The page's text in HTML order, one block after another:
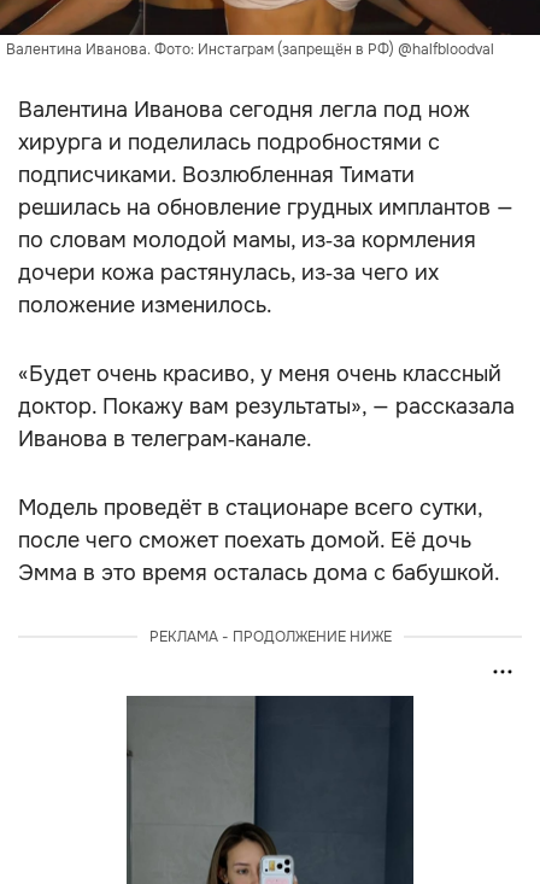
Валентина Иванова. Фото: Инстаграм (запрещён в РФ) @halfbloodval
Валентина Иванова сегодня легла под нож
хирурга и поделилась подробностями с
подписчиками. Возлюбленная Тимати
решилась на обновление грудных имплантов —
по словам молодой мамы, из‑за кормления
дочери кожа растянулась, из‑за чего их
положение изменилось.
«Будет очень красиво, у меня очень классный
доктор. Покажу вам результаты», — рассказала
Иванова в телеграм‑канале.
Модель проведёт в стационаре всего сутки,
после чего сможет поехать домой. Её дочь
Эмма в это время осталась дома с бабушкой.
РЕКЛАМА - ПРОДОЛЖЕНИЕ НИЖЕ